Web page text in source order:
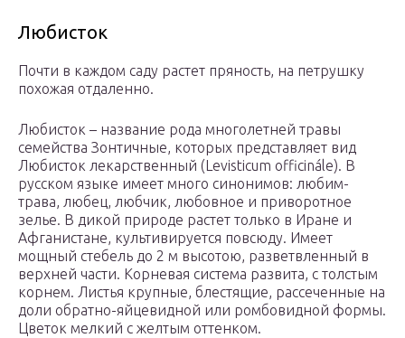
Любисток
Почти в каждом саду растет пряность, на петрушку
похожая отдаленно.
Любисток – название рода многолетней травы
семейства Зонтичные, которых представляет вид
Любисток лекарственный (Levisticum officinále). В
русском языке имеет много синонимов: любим-
трава, любец, любчик, любовное и приворотное
зелье. В дикой природе растет только в Иране и
Афганистане, культивируется повсюду. Имеет
мощный стебель до 2 м высотою, разветвленный в
верхней части. Корневая система развита, с толстым
корнем. Листья крупные, блестящие, рассеченные на
доли обратно-яйцевидной или ромбовидной формы.
Цветок мелкий с желтым оттенком.